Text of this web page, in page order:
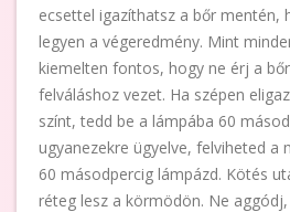
ecsettel igazíthatsz a bőr mentén,
legyen a végeredmény. Mint
kiemelten fontos, hogy ne érj a
felváláshoz vezet. Ha szépen
színt, tedd be a lámpába 60
ugyanezekre ügyelve, felviheted a
60 másodpercig lámpázd. Kötés
réteg lesz a körmödön. Ne